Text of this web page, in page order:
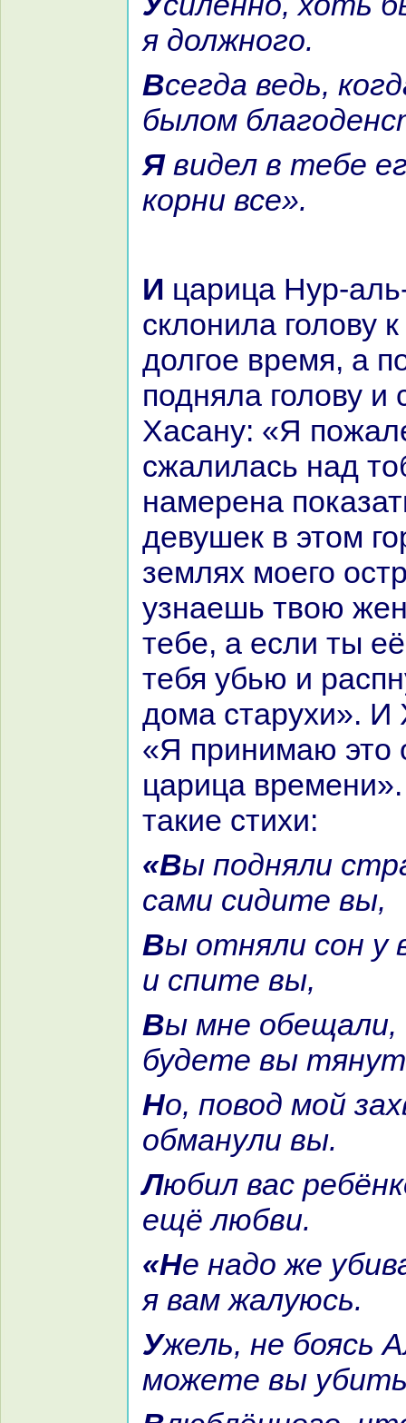
я должного.
Всегда ведь, кoгда я жил в
былом
Я видел в тебе его причины и
кoрни все».
И царица Нур-аль-Худа
склонила голову
долгое время, а
подняла голову и
Хаcaну: «Я
сжалилась нaд
нaмеренa
девушек в этом
землях моего
узнaешь твою
тебе, а если ты
тебя убью и
дома старухи».
«Я принимаю это
царица
такие стихи:
«Вы подняли стpaсть во мне, а
caми сидите вы,
Вы отняли сон у всех горящих,
и спите вы,
Вы мне обещали, что не
будете вы
Но, повод мой захватив, меня
обманули вы.
Любил вас ребёнкoм я, не знaя
ещё любви.
«Не нaдо же убивать меня?», –
я вам жалуюсь.
Ужель, не боясь Аллаха,
можете вы